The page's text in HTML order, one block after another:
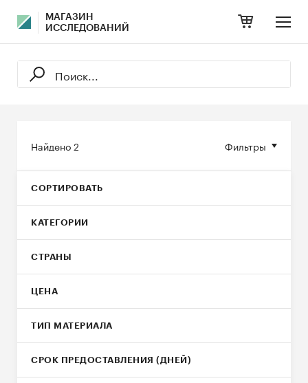
МАГАЗИН
ИССЛЕДОВАНИЙ
Фильтры
Найдено2
СОРТИРОВАТЬ
КАТЕГОРИИ
СТРАНЫ
ЦЕНА
ТИП МАТЕРИАЛА
СРОК ПРЕДОСТАВЛЕНИЯ (ДНЕЙ)